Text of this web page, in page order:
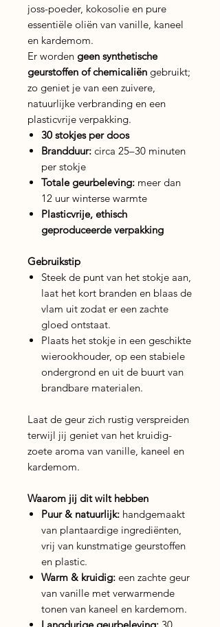
joss-poeder, kokosolie en pure
essentiële oliën van vanille, kaneel
en kardemom.
Er worden geen synthetische
geurstoffen of chemicaliën gebruikt;
zo geniet je van een zuivere,
natuurlijke verbranding en een
plasticvrije verpakking.
30 stokjes per doos
Brandduur: circa 25–30 minuten
per stokje
Totale geurbeleving: meer dan
12 uur winterse warmte
Plasticvrije, ethisch
geproduceerde verpakking
Gebruikstip
Steek de punt van het stokje aan,
laat het kort branden en blaas de
vlam uit zodat er een zachte
gloed ontstaat.
Plaats het stokje in een geschikte
wierookhouder, op een stabiele
ondergrond en uit de buurt van
brandbare materialen.
Laat de geur zich rustig verspreiden
terwijl jij geniet van het kruidig-
zoete aroma van vanille, kaneel en
kardemom.
Waarom jij dit wilt hebben
Puur & natuurlijk: handgemaakt
van plantaardige ingrediënten,
vrij van kunstmatige geurstoffen
en plastic.
Warm & kruidig: een zachte geur
van vanille met verwarmende
tonen van kaneel en kardemom.